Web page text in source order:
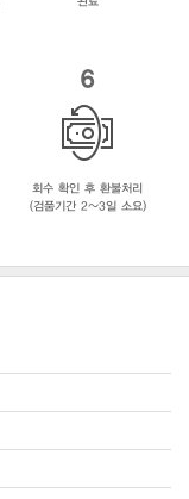
6
회수 확인 후 환불처리
(검품기간 2~3일 소요)